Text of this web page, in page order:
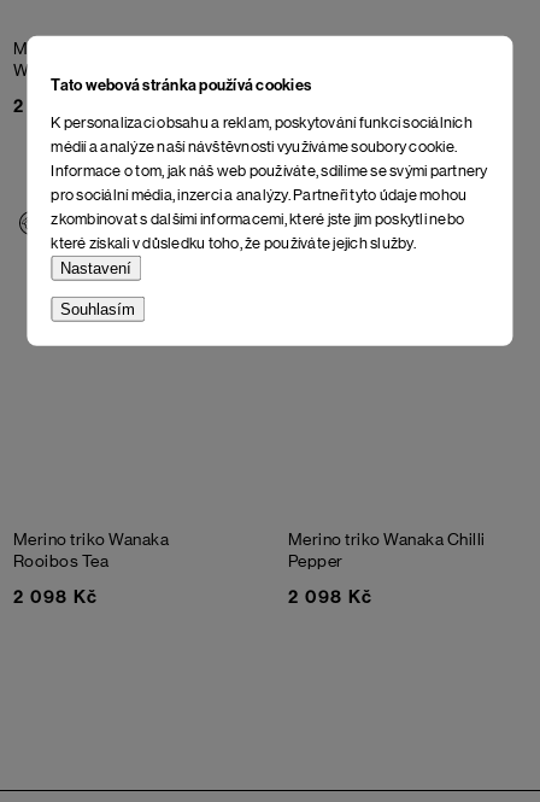
Tato webová stránka používá cookies
K personalizaci obsahu a reklam, poskytování funkcí sociálních
médií a analýze naší návštěvnosti využíváme soubory cookie.
Informace o tom, jak náš web používáte, sdílíme se svými partnery
pro sociální média, inzerci a analýzy. Partneři tyto údaje mohou
zkombinovat s dalšími informacemi, které jste jim poskytli nebo
které získali v důsledku toho, že používáte jejich služby.
Nastavení
Souhlasím
Merino triko Wanaka
Wing Teal
2 098 Kč
Merino triko Wanaka
Rooibos Tea
2 098 Kč
Merino triko WanakaChilli
Pepper
2 098 Kč